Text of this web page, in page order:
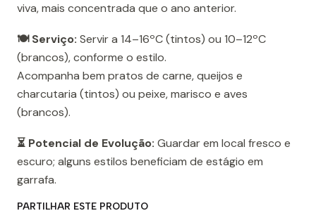
viva, mais concentrada que o ano anterior.
🍽️ Serviço: Servir a 14–16ºC (tintos) ou 10–12ºC
(brancos), conforme o estilo.
Acompanha bem pratos de carne, queijos e
charcutaria (tintos) ou peixe, marisco e aves
(brancos).
⏳ Potencial de Evolução: Guardar em local fresco e
escuro; alguns estilos beneficiam de estágio em
garrafa.
PARTILHAR ESTE PRODUTO